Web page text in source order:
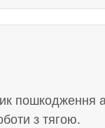
з тягою.